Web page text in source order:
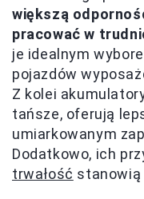
większą
pracować w
je idealnym
pojazdów
Z kolei
tańsze, oferują
umiarkowanym
Dodatkowo, ich
trwałość stanowią